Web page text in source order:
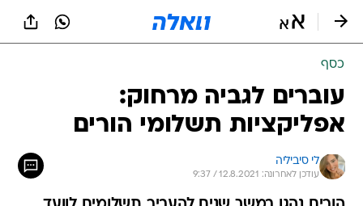
כסף
עוברים לגביה מרחוק:
אפליקציות תשלומי הורים
לי סיביליה
עודכן לאחרונה: 12.8.2021 / 9:37